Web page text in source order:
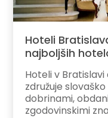
Hoteli
najboljših
Hoteli v Bratislavi
združuje
dobrinami,
zgodovinskimi